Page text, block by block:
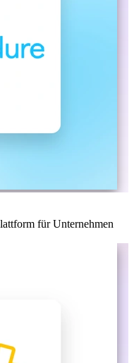
für Unternehmen